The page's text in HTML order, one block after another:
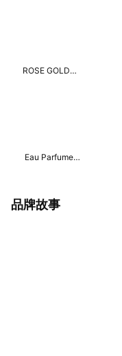
ROSE GOLDEA
Eau Parfumee
品牌故事